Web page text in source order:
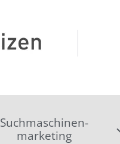
Suchmaschinen-
marketing